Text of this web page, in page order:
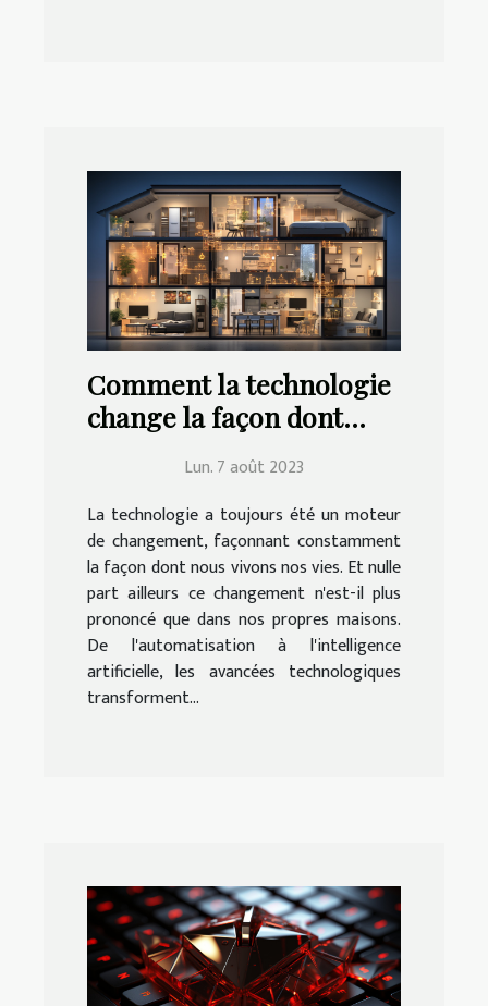
Comment la technologie
change la façon dont
Lun. 7 août 2023
La technologie a toujours été un moteur
de changement, façonnant constamment
la façon dont nous vivons nos vies. Et nulle
part ailleurs ce changement n'est-il plus
prononcé que dans nos propres maisons.
De l'automatisation à l'intelligence
artificielle, les avancées technologiques
transforment...